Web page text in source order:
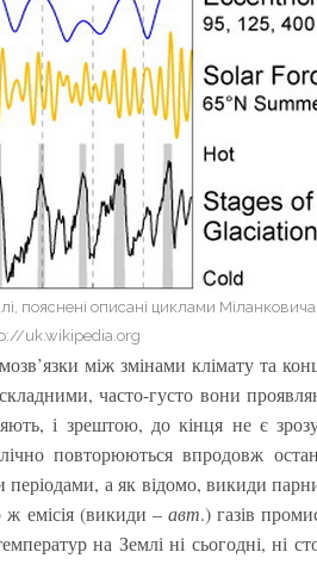
пояснені описані циклами
uk.wikipedia.org
між змінами клімату та
часто-густо вони
і зрештою, до кінця не є
повторюються впродовж
а як відомо, викиди
емісія (викиди – авт.) газів
на Землі ні сьогодні, ні